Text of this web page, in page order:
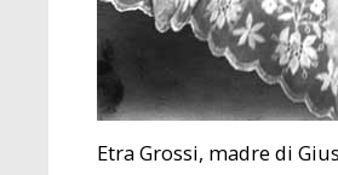
Etra Grossi, madre di